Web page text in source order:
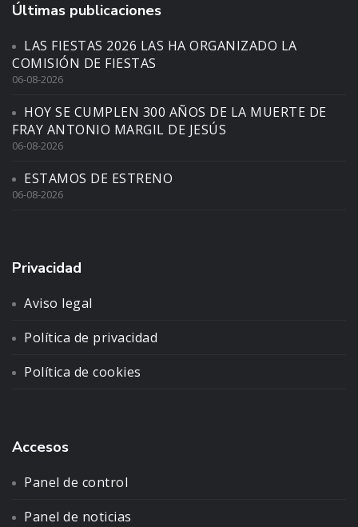
Últimas publicaciones
LAS FIESTAS 2026 LAS HA ORGANIZADO LA
COMISIÓN DE FIESTAS
06-08-2026
HOY SE CUMPLEN 300 AÑOS DE LA MUERTE DE
FRAY ANTONIO MARGIL DE JESÚS
06-08-2026
ESTAMOS DE ESTRENO
06-08-2026
Privacidad
Aviso legal
Política de privacidad
Política de cookies
Accesos
Panel de control
Panel de noticias